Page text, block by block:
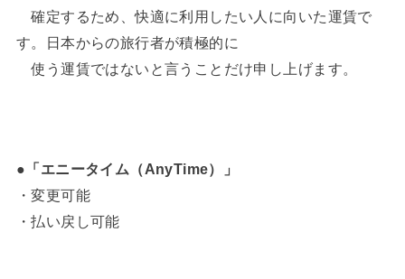
確定するため、快適に利用したい人に向いた運賃で
す。日本からの旅行者が積極的に
使う運賃ではないと言うことだけ申し上げます。
●「エニータイム（AnyTime）」
・変更可能
・払い戻し可能